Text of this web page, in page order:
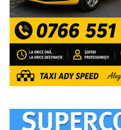
După aceea, Chiriarhul
Excelență Sfântul Ierarh
au obținut primele locuri la
Olimpiadelor și Concursurilor
precum și profesorilor lor
care au obținut media
Bacalaureat, precum și unor